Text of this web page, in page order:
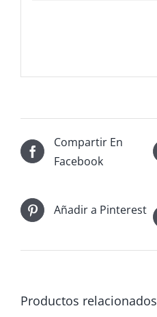
Compartir En
Facebook
Añadir a Pinterest
Productos relacionados